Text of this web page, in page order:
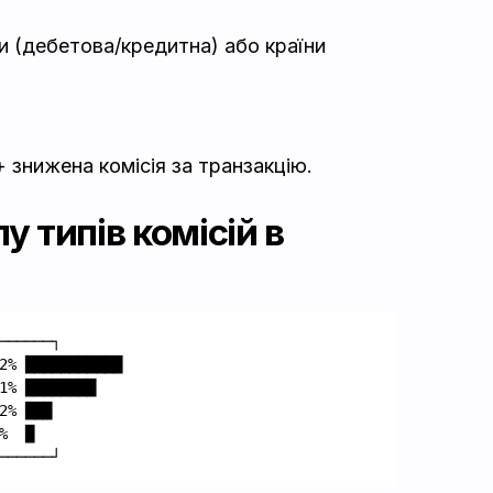
(дебетова/кредитна) або країни
комісія за транзакцію.
типів комісій в
████████
███
█